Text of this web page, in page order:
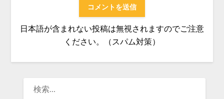
日本語が含まれない投稿は無視されますのでご注意
ください。（スパム対策）